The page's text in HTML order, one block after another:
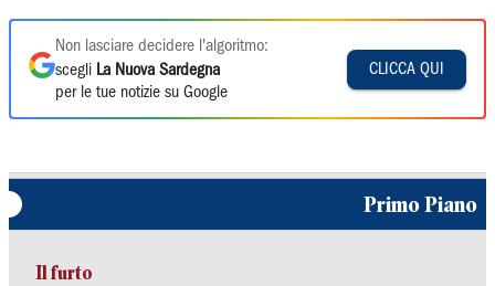
Non lasciare decidere l'algoritmo:
scegli La Nuova Sardegna
per le tue notizie su Google
CLICCA QUI
Primo Piano
Il furto